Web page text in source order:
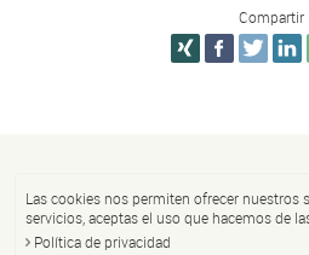
Compartir
Las cookies nos permiten ofrecer nuestros
servicios, aceptas el uso que hacemos de
Política de privacidad